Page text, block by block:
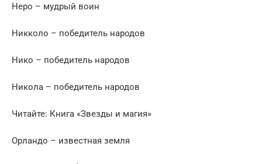
Неро – мудрый воин
Никколо – победитель народов
Нико – победитель народов
Никола – победитель народов
Читайте: Книга «Звезды и магия»
Орландо – известная земля